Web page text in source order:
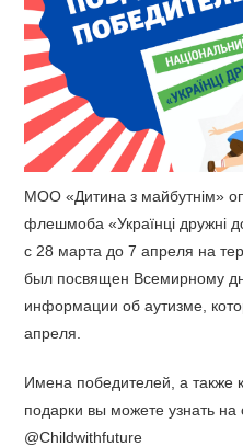
МОО «Дитина з майбутнім»
флешмоба «Українці дружні
с 28 марта до 7 апреля на
был посвящен Всемирному
информации об аутизме,
апреля.
Имена победителей, а также
подарки вы можете узнать
@Childwithfuture